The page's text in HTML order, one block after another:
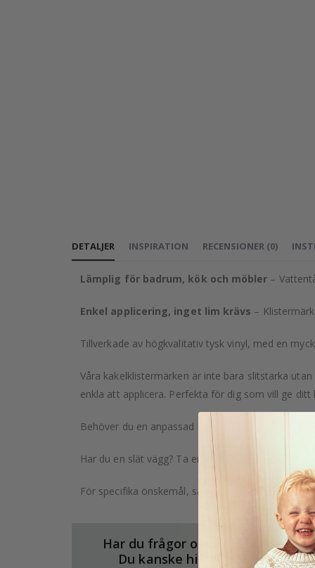
DETALJER
Lämplig för badrum, kök och möbler –
Enkel applicering, inget lim krävs –
Tillverkade av högkvalitativ tysk vinyl, med en
Våra kakelklistermärken är inte bara slitstarka
enkla att applicera. Perfekta för dig som vill ge
Behöver du en anpassad storlek? Klicka på fliken
Har du en slät vägg? Ta en titt på vår
För specifika önskemål, såsom större
INSPIRATION RECENSIONER (0)
Har du frågor om vår kakeldekor?
Du kanske hittar svaren här.